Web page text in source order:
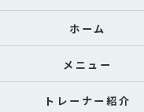
ホーム
メニュー
トレーナー紹介